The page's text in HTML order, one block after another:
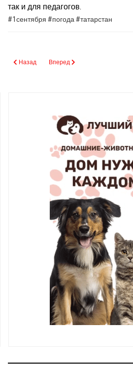
так и для педагогов.
#1сентября #погода #татарстан
Предыдущий: Поздравляем с Днём
Назад Следующий: Минниханов
Вперед